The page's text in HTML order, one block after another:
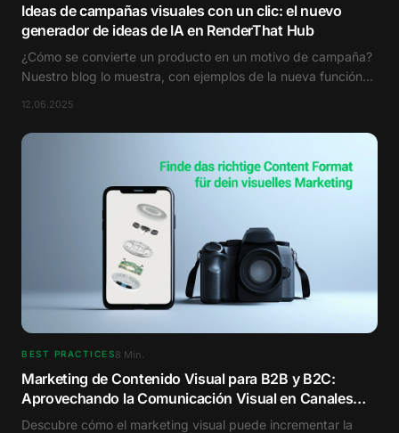
Ideas de campañas visuales con un clic: el nuevo
generador de ideas de IA en RenderThat Hub
¿Cómo se convierte un producto en un motivo de campaña?
Nuestro blog lo muestra, con ejemplos de la nueva función
12.06.2025
BEST PRACTICES8 Min.
Marketing de Contenido Visual para B2B y B2C:
Aprovechando la Comunicación Visual en Canales
Digitales
Descubre cómo el marketing visual puede incrementar la